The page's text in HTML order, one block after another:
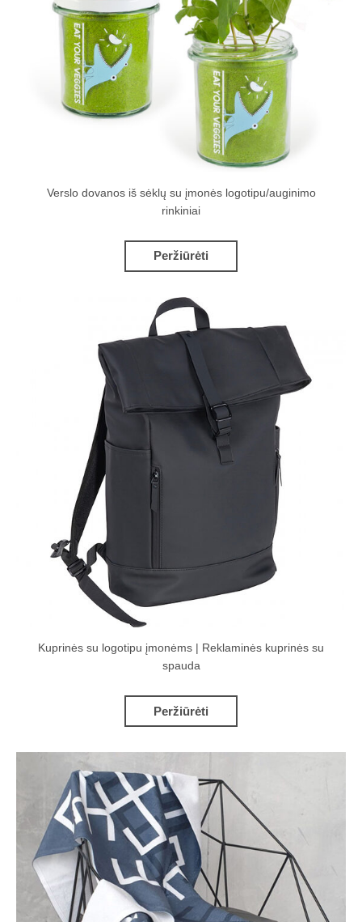
Verslo dovanos iš sėklų su įmonės logotipu/auginimo
rinkiniai
Peržiūrėti
Kuprinės su logotipu įmonėms | Reklaminės kuprinės su
spauda
Peržiūrėti